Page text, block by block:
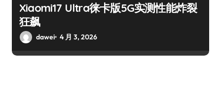
Xiaomi17 Ultra徕卡版5G实测性能炸裂
狂飙
dawei 4 月 3, 2026